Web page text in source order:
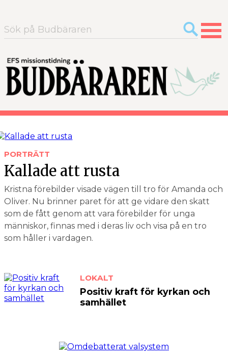
Sök
efter:
PORTRÄTT
Kallade att rusta
Kristna förebilder visade vägen till tro för Amanda och
Oliver. Nu brinner paret för att ge vidare den skatt
som de fått genom att vara förebilder för unga
människor, finnas med i deras liv och visa på en tro
som håller i vardagen.
LOKALT
Positiv kraft för kyrkan och
samhället